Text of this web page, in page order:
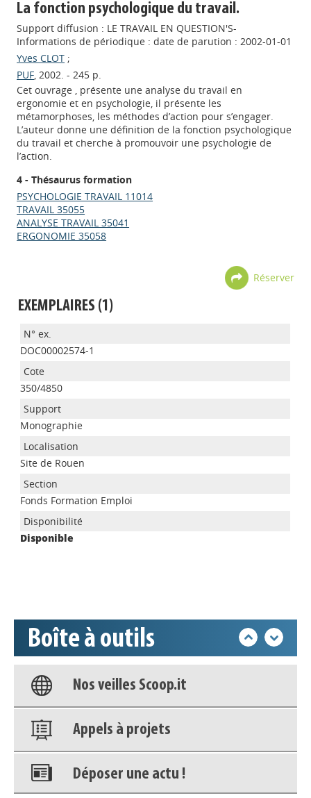
La fonction psychologique du travail.
Support diffusion : LE TRAVAIL EN QUESTION'S-
Informations de périodique : date de parution : 2002-01-01
Yves CLOT ;
PUF, 2002. - 245 p.
Cet ouvrage , présente une analyse du travail en
ergonomie et en psychologie, il présente les
métamorphoses, les méthodes d’action pour s’engager.
L’auteur donne une définition de la fonction psychologique
du travail et cherche à promouvoir une psychologie de
l’action.
4 - Thésaurus formation
PSYCHOLOGIE TRAVAIL 11014
TRAVAIL 35055
ANALYSE TRAVAIL 35041
ERGONOMIE 35058
Réserver
EXEMPLAIRES (1)
DOC00002574-1
350/4850
Monographie
Site de Rouen
Fonds Formation Emploi
Disponible
Boîte à outils
Appels à projets
Base documentaire
Nos veilles Scoop.it
Appels à projets
Déposer une actu !